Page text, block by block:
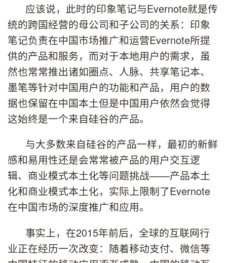
应该说，此时的印象笔记与Evernote就是传
统的跨国经营的母公司和子公司的关系：印象
笔记负责在中国市场推广和运营Evernote所提
供的产品和服务，而对于本地用户的需求，虽
然也常常推出诸如圈点、人脉、共享笔记本、
墨笔等针对中国用户的功能和产品，用户的数
据也保留在中国本土但是中国用户依然会觉得
这始终是一个来自硅谷的产品。
与大多数来自硅谷的产品一样，最初的新鲜
感和易用性还是会常常被产品的用户交互逻
辑、商业模式本土化等问题挑战——产品本土
化和商业模式本土化，实际上限制了Evernote
在中国市场的深度推广和应用。
事实上，在2015年前后，全球的互联网行
业正在经历一次改变：随着移动支付、微信等